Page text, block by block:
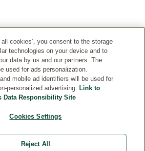
cookies’, you consent to the storage
technologies on your device and to
data by us and our partners. The
used for ads personalization.
mobile ad identifiers will be used for
personalized advertising. Link to
Data Responsibility Site
Cookies Settings
Reject All